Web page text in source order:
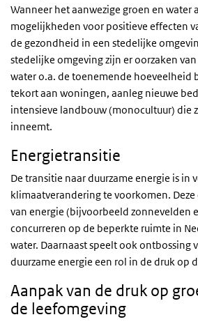
Wanneer het aanwezige groen en water
mogelijkheden voor positieve effecten
de gezondheid in een stedelijke
stedelijke omgeving zijn er oorzaken
water o.a. de toenemende hoeveelheid
tekort aan woningen, aanleg nieuwe
intensieve landbouw (monocultuur) die
inneemt.
Energietransitie
De transitie naar duurzame energie is in
klimaatverandering te voorkomen.
van energie (bijvoorbeeld zonnevelden
concurreren op de beperkte ruimte in
water. Daarnaast speelt ook ontbossing
duurzame energie een rol in de druk op
Aanpak van de druk op
de leefomgeving